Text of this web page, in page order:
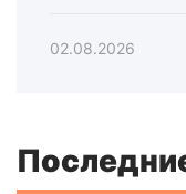
02.08.2026